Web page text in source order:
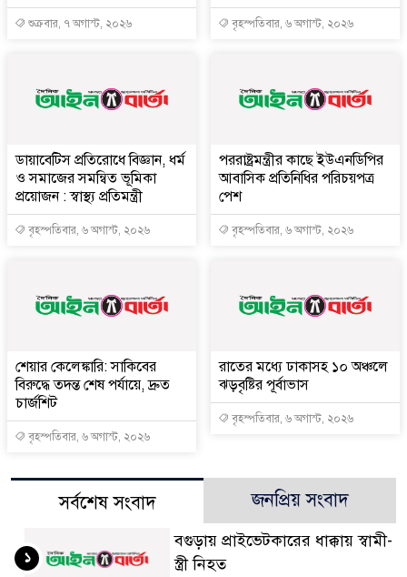
শুক্রবার, ৭ অগাস্ট, ২০২৬ বৃহস্পতিবার, ৬ অগাস্ট, ২০২৬
ডায়াবেটিস প্রতিরোধে বিজ্ঞান, ধর্ম
ও সমাজের সমন্বিত ভূমিকা
প্রয়োজন : স্বাস্থ্য প্রতিমন্ত্রী
বৃহস্পতিবার, ৬ অগাস্ট, ২০২৬
পররাষ্ট্রমন্ত্রীর কা‌ছে ইউএনডিপির
আবাসিক প্রতিনিধির পরিচয়পত্র
পেশ
বৃহস্পতিবার, ৬ অগাস্ট, ২০২৬
শেয়ার কেলেঙ্কারি: সাকিবের
বিরুদ্ধে তদন্ত শেষ পর্যায়ে, দ্রুত
চার্জশিট
বৃহস্পতিবার, ৬ অগাস্ট, ২০২৬
রাতের মধ্যে ঢাকাসহ ১০ অঞ্চলে
ঝড়বৃষ্টির পূর্বাভাস
বৃহস্পতিবার, ৬ অগাস্ট, ২০২৬
সর্বশেষ সংবাদ জনপ্রিয় সংবাদ
বগুড়ায় প্রাইভেটকারের ধাক্কায় স্বামী-
স্ত্রী নিহত
১